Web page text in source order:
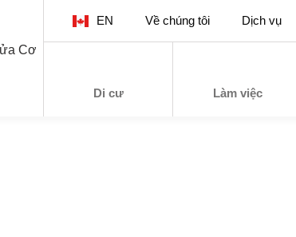
Cơ
EN Về chúng tôi Dịch vụ
Di cư Làm việc